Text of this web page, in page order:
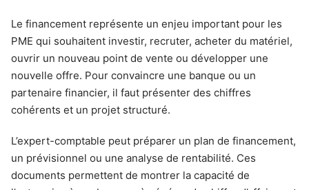
Le financement représente un enjeu important pour les
PME qui souhaitent investir, recruter, acheter du matériel,
ouvrir un nouveau point de vente ou développer une
nouvelle offre. Pour convaincre une banque ou un
partenaire financier, il faut présenter des chiffres
cohérents et un projet structuré.
L’expert-comptable peut préparer un plan de financement,
un prévisionnel ou une analyse de rentabilité. Ces
documents permettent de montrer la capacité de